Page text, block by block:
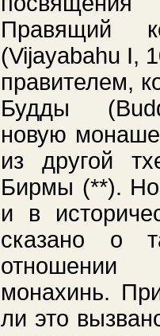
Правящий
(Vijayabahu I,
правителем,
Будды
новую
из другой
Бирмы (**). Но
и в
сказано о
монахинь.
ли это